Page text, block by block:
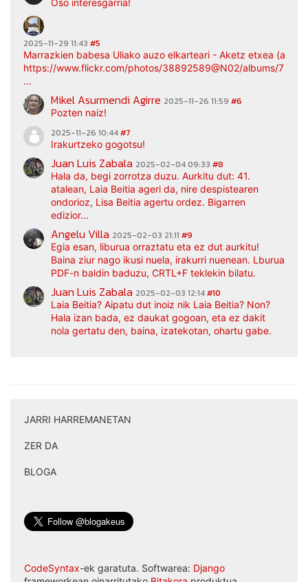
Oso interesgarria!
2025-11-29 11:43 #5
Marrazkien babesa Uliako auzo elkarteari - Aketz etxea
https://www.flickr.com/photos/38892589@N02/albums/
...
Mikel Asurmendi Agirre 2025-11-26 11:59 #6
Pozten naiz!
2025-11-26 10:44#7
Irakurtzeko gogotsu!
Juan Luis Zabala 2025-02-04 09:33 #8
Hala da, begi zorrotza duzu. Aurkitu dut: 41.
atalean, Laia Beitia ageri da, nire despistearen
ondorioz, Lisa Beitia agertu ordez. Bigarren
edizior...
Angelu Villa 2025-02-03 21:11 #9
Egia esan, liburua orraztatu eta ez dut aurkitu!
Baina ziur nago ikusi nuela, irakurri nuenean. Lburua
PDF-n baldin baduzu, CRTL+F teklekin bilatu.
Juan Luis Zabala 2025-02-03 12:14#10
Laia Beitia? Aipatu dut inoiz nik Laia Beitia? Non?
Hala izan bada, ez daukat gogoan, eta ez dakit
nola gertatu den, baina, izatekotan, ohartu gabe.
JARRI HARREMANETAN
ZER DA
BLOGA
CodeSyntax-ek garatuta. Softwarea: Django